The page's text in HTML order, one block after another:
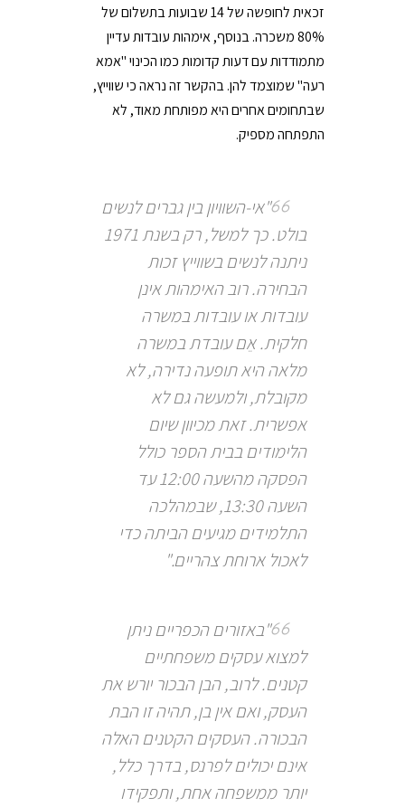
זכאית לחופשה של 14 שבועות בתשלום של
80% משכרה. בנוסף, אימהות עובדות עדיין
מתמודדות עם דעות קדומות כמו הכינוי "אמא
רעה" שמוצמד להן. בהקשר זה נראה כי שווייץ,
שבתחומים אחרים היא מפותחת מאוד, לא
התפתחה מספיק.
"אי-השוויון בין גברים לנשים
בולט. כך למשל, רק בשנת 1971
ניתנה לנשים בשווייץ זכות
הבחירה. רוב האימהות אינן
עובדות או עובדות במשרה
חלקית. אֵם עובדת במשרה
מלאה היא תופעה נדירה, לא
מקובלת, ולמעשה גם לא
אפשרית. זאת מכיוון שיום
הלימודים בבית הספר כולל
הפסקה מהשעה 12:00 עד
השעה 13:30, שבמהלכה
התלמידים מגיעים הביתה כדי
לאכול ארוחת צהריים."
"באזורים הכפריים ניתן
למצוא עסקים משפחתיים
קטנים. לרוב, הבן הבכור יורש את
העסק, ואם אין בן, תהיה זו הבת
הבכורה. העסקים הקטנים האלה
אינם יכולים לפרנס, בדרך כלל,
יותר ממשפחה אחת, ותפקידו